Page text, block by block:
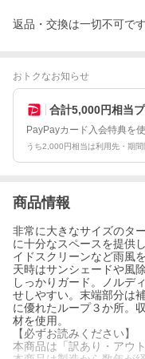
返品・交換は一切不可で
おトクなお知らせ
合計5,000円相当
PayPayカード入会特典を
うち2,000円相当は利用先・期間
商品情報
非常に大きなサイズのタ
に十分なスペースを提供
イドスクリーンなど雨風
天時はサンシェードや風
しっかりガード。ノルデ
せしやすい。末端部分は
に優れたループ３か所。
材を使用。
【必ずお読みください】
本商品は「訳あり・アウ